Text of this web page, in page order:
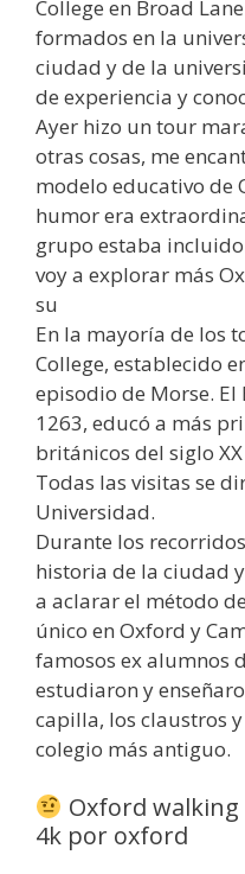
College en Broad
formados en la
ciudad y de la
de experiencia y
Ayer hizo un tour
otras cosas, me
modelo educativo de
humor era
grupo estaba
voy a explorar más
su
En la mayoría de los
College, establecido
episodio de Morse.
1263, educó a más
británicos del siglo
Todas las visitas se
Universidad.
Durante los
historia de la ciudad
a aclarar el método
único en Oxford y
famosos ex alumnos
estudiaron y
capilla, los claustros
colegio más antiguo.
Oxford
4k por oxford